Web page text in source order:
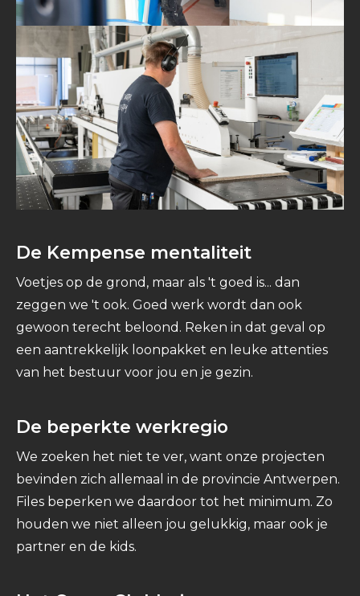
De Kempense mentaliteit
Voetjes op de grond, maar als 't goed is... dan
zeggen we 't ook. Goed werk wordt dan ook
gewoon terecht beloond. Reken in dat geval op
een aantrekkelijk loonpakket en leuke attenties
van het bestuur voor jou en je gezin.
De beperkte werkregio
We zoeken het niet te ver, want onze projecten
bevinden zich allemaal in de provincie Antwerpen.
Files beperken we daardoor tot het minimum. Zo
houden we niet alleen jou gelukkig, maar ook je
partner en de kids.